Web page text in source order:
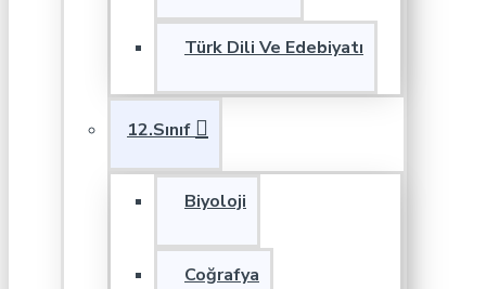
Türk Dili Ve Edebiyatı
12.Sınıf
Biyoloji
Coğrafya